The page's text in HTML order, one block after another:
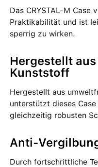
Das CRYSTAL-M Case
Praktikabilität und ist
sperrig zu wirken.
Hergestellt
Kunststoff
Hergestellt aus
unterstützt dieses
gleichzeitig robusten
Anti-
Durch fortschrittliche